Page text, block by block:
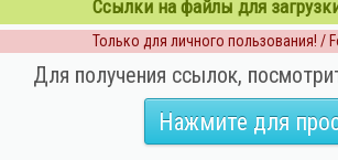
Ссылки на файлы для
Только для личного пользования! /
Для получения ссылок,
Нажмите для